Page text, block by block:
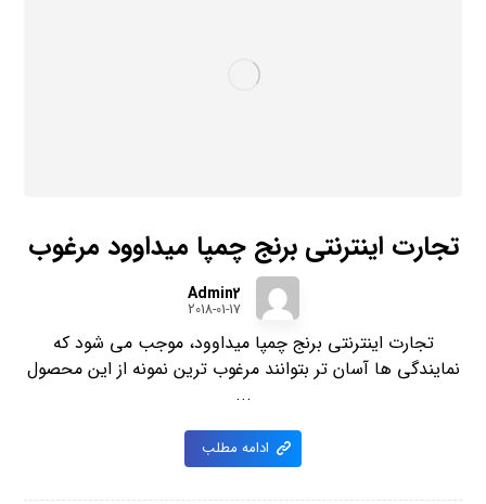
تجارت اینترنتی برنج چمپا میداوود مرغوب
Admin2
2018-01-17
تجارت اینترنتی برنج چمپا میداوود، موجب می شود که
نمایندگی ها آسان تر بتوانند مرغوب ترین نمونه از این محصول
...
ادامه مطلب